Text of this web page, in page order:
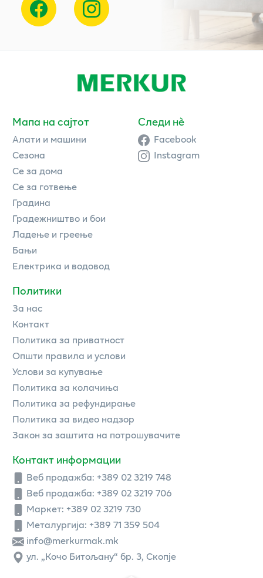
Мапа на сајтот
Алати и машини
Сезона
Се за дома
Се за готвење
Градина
Градежништво и бои
Ладење и греење
Бањи
Електрика и водовод
Политики
За нас
Контакт
Политика за приватност
Општи правила и услови
Услови за купување
Политика за колачиња
Политика за рефундирање
Политика за видео надзор
Закон за заштита на потрошувачите
Контакт информации
Веб продажба: +389 02 3219 748
Веб продажба: +389 02 3219 706
Маркет: +389 02 3219 730
Металургија: +389 71 359 504
info@merkurmak.mk
ул. „Кочо Битољану“ бр. 3, Скопје
Следи нè
Facebook
Instagram